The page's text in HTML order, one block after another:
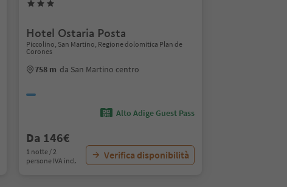
Hotel Ostaria Posta
Piccolino, San Martino, Regione dolomitica Plan de
Corones
758 m da San Martino centro
Alto Adige Guest Pass
Da 146€
1 notte / 2
persone IVA incl.
Verifica disponibilità